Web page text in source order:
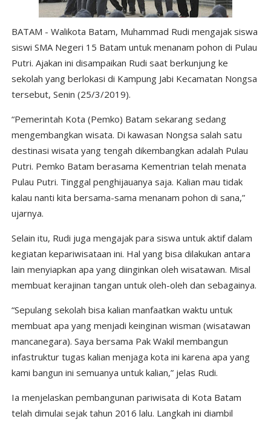
BATAM - Walikota Batam, Muhammad Rudi mengajak siswa
siswi SMA Negeri 15 Batam untuk menanam pohon di Pulau
Putri. Ajakan ini disampaikan Rudi saat berkunjung ke
sekolah yang berlokasi di Kampung Jabi Kecamatan Nongsa
tersebut, Senin (25/3/2019).
“Pemerintah Kota (Pemko) Batam sekarang sedang
mengembangkan wisata. Di kawasan Nongsa salah satu
destinasi wisata yang tengah dikembangkan adalah Pulau
Putri. Pemko Batam berasama Kementrian telah menata
Pulau Putri. Tinggal penghijauanya saja. Kalian mau tidak
kalau nanti kita bersama-sama menanam pohon di sana,”
ujarnya.
Selain itu, Rudi juga mengajak para siswa untuk aktif dalam
kegiatan kepariwisataan ini. Hal yang bisa dilakukan antara
lain menyiapkan apa yang diinginkan oleh wisatawan. Misal
membuat kerajinan tangan untuk oleh-oleh dan sebagainya.
“Sepulang sekolah bisa kalian manfaatkan waktu untuk
membuat apa yang menjadi keinginan wisman (wisatawan
mancanegara). Saya bersama Pak Wakil membangun
infastruktur tugas kalian menjaga kota ini karena apa yang
kami bangun ini semuanya untuk kalian,” jelas Rudi.
Ia menjelaskan pembangunan pariwisata di Kota Batam
telah dimulai sejak tahun 2016 lalu. Langkah ini diambil